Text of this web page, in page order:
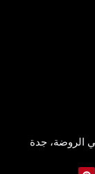
الروضة، جدة